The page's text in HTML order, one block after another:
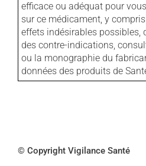
efficace ou adéquat pour
sur ce médicament, y
effets indésirables possibles,
des contre-indications,
ou la monographie du
données des produits de
© Copyright Vigilance Santé